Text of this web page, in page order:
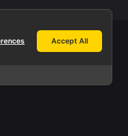
Accept All